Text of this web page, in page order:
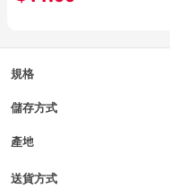
規格
儲存方式
產地
送貨方式